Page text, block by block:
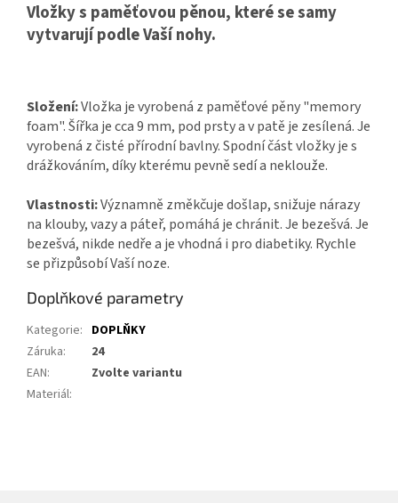
Vložky s paměťovou pěnou, které se samy
vytvarují podle Vaší nohy.
Složení:Vložka je vyrobená z paměťové pěny "memory
foam". Šířka je cca 9 mm, pod prsty a v patě je zesílená. Je
vyrobená z čisté přírodní bavlny. Spodní část vložky je s
drážkováním, díky kterému pevně sedí a neklouže.
Vlastnosti:Významně změkčuje došlap, snižuje nárazy
na klouby, vazy a páteř, pomáhá je chránit. Je bezešvá. Je
bezešvá, nikde nedře a je vhodná i pro diabetiky. Rychle
se přizpůsobí Vaší noze.
Doplňkové parametry
Kategorie: DOPLŇKY
Záruka:
24
EAN:
Zvolte variantu
Materiál: